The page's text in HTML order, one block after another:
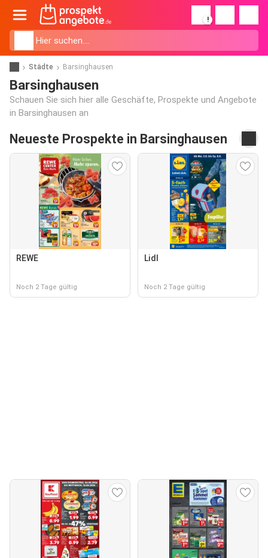
!
Städte Barsinghausen
Barsinghausen
Schauen Sie sich hier alle Geschäfte, Prospekte und Angebote
in Barsinghausen an
Neueste Prospekte in Barsinghausen
REWE
Noch 2 Tage gültig
Lidl
Noch 2 Tage gültig